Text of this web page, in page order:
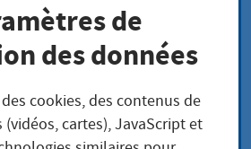
un service
Vermittlungsgutschein oder
bei einem Träger
de
des données
cookies, des contenus de
cartes), JavaScript et